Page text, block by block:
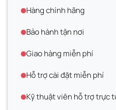
Hàng chính hãng
Bảo hành tận nơi
Giao hàng miễn phí
Hỗ trợ cài đặt miễn phí
Kỹ thuật viên hỗ trợ trực